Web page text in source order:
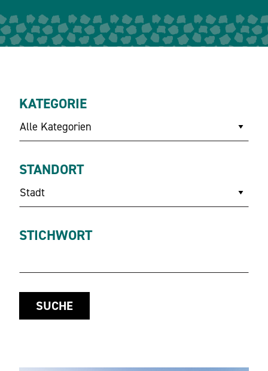
KATEGORIE
Alle Kategorien
STANDORT
Stadt
STICHWORT
SUCHE